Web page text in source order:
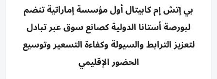
بي إتش إم كابيتال أول مؤسسة إماراتية تنضم
لبورصة أستانا الدولية كصانع سوق عبر تبادل
لتعزيز الترابط والسيولة وكفاءة التسعير وتوسيع
الحضور الإقليمي